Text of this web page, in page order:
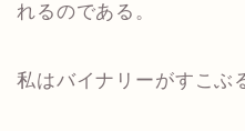
れるのである。
私はバイナリーがすこぶ